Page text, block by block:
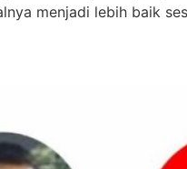
menjadi lebih baik